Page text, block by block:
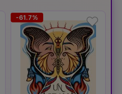
-61.7%